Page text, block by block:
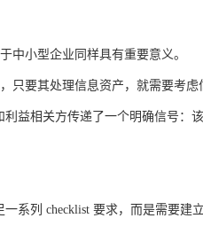
中小型企业同样具有重要意义。
只要其处理信息资产，就需要考虑
利益相关方传递了一个明确信号：
系列 checklist 要求，而是需要建